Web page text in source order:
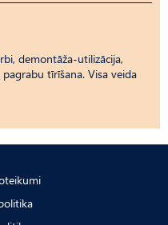
demontāža-utilizācija,
tīrīšana. Visa veida